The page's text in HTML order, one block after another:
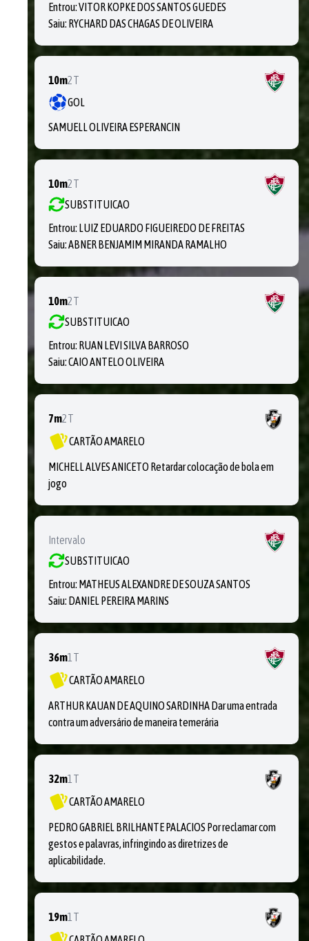
Entrou:VITOR KOPKE DOS SANTOS GUEDES
Saiu: RYCHARD DAS CHAGAS DE OLIVEIRA
10m2T
GOL
SAMUELL OLIVEIRA ESPERANCIN
10m2T
SUBSTITUICAO
Entrou: LUIZ EDUARDO FIGUEIREDO DE FREITAS
Saiu:ABNER BENJAMIM MIRANDA RAMALHO
10m2T
SUBSTITUICAO
Entrou: RUAN LEVI SILVA BARROSO
Saiu:CAIO ANTELO OLIVEIRA
7m2T
CARTÃO AMARELO
MICHELL ALVES ANICETO Retardar colocação de bola em
jogo
Intervalo
SUBSTITUICAO
Entrou: MATHEUS ALEXANDRE DE SOUZA SANTOS
Saiu: DANIEL PEREIRA MARINS
36m1T
CARTÃO AMARELO
ARTHUR KAUAN DE AQUINO SARDINHA Dar uma entrada
contra um adversário de maneira temerária
32m1T
CARTÃO AMARELO
PEDRO GABRIEL BRILHANTE PALACIOS Por reclamar com
gestos e palavras, infringindo as diretrizes de
aplicabilidade.
19m1T